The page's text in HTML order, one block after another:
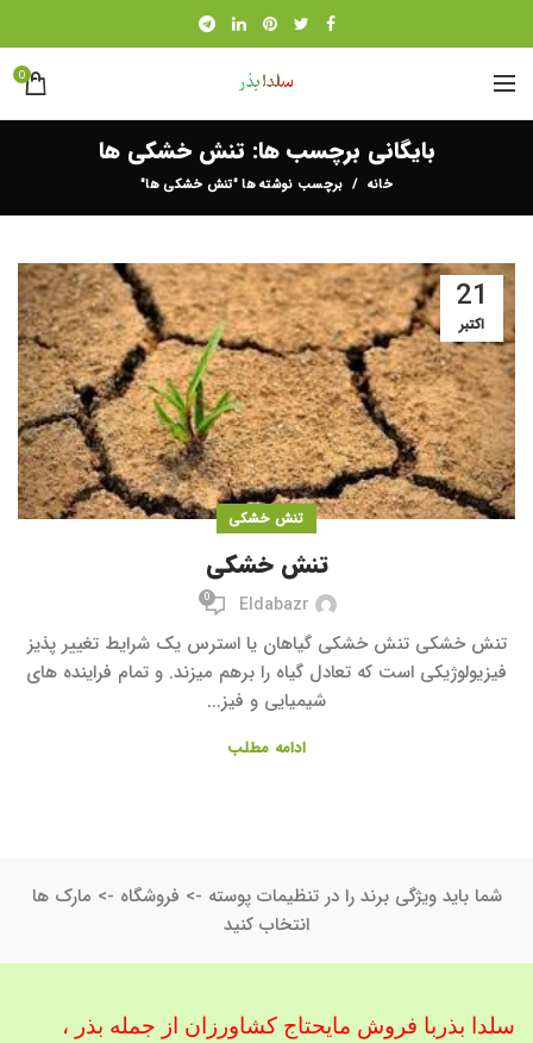
0
بایگانی برچسب ها: تنش خشکی ها
خانه برچسب نوشته ها "تنش خشکی ها"
21
اکتبر
تنش خشکی
تنش خشکی
Eldabazr
0
تنش خشکی تنش خشکی گیاهان یا استرس یک شرایط تغییر پذیز
فیزیولوژیکی است که تعادل گیاه را برهم میزند. و تمام فراینده های
شیمیایی و فیز...
ادامه مطلب
شما باید ویژگی برند را در تنظیمات پوسته -> فروشگاه -> مارک ها
انتخاب کنید
سلدا بذربا فروش مایحتاج کشاورزان از جمله بذر ،